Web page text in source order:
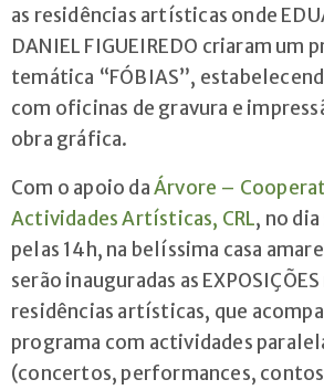
as residências artísticas onde
DANIEL FIGUEIREDO criaram um
temática “FÓBIAS”,
com oficinas de gravura e
obra gráfica.
Com o apoio daÁrvore –
Actividades Artísticas, CRL, no
pelas 14h, na belíssima casa
serão inauguradas as
residências artísticas, que
programa com actividades
(concertos, performances,